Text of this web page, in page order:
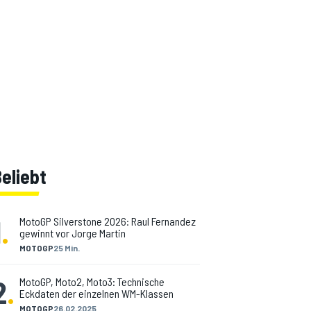
. MOTOGP25 Min.
MotoGP Silverstone 2026: Raul Fernandez
gewinnt vor Jorge Martin
. MOTOGP26.02.2025
MotoGP, Moto2, Moto3: Technische
Eckdaten der einzelnen WM-Klassen